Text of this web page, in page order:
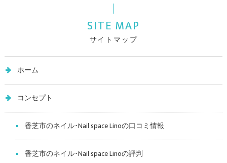
サイトマップ
SITE MAP
ホーム
コンセプト
香芝市のネイル･Nail space Linoの口コミ情報
香芝市のネイル･Nail space Linoの評判